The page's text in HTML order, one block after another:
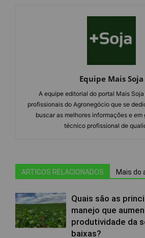
Equipe Mais Soja
A equipe editorial do portal Mais
profissionais do Agronegócio que se
buscar as melhores informações e
técnico profissional de
ARTIGOS RELACIONADOS Mais do
Quais são as
manejo que
produtividade da
baixas?